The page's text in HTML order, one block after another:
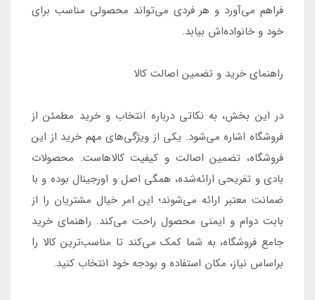
فراهم می‌آورد و هر فردی می‌تواند محصولی مناسب برای
خود و خانواده‌اش بیابد.
راهنمای خرید و تضمین اصالت کالا
در این بخش، به نکاتی درباره انتخاب و خرید مطمئن از
فروشگاه اشاره می‌شود. یکی از ویژگی‌های مهم خرید از این
فروشگاه، تضمین اصالت و کیفیت کالاهاست. محصولات
بادی و تفریحی ارائه‌شده، همگی اصل و اورجینال بوده و با
ضمانت معتبر ارائه می‌شوند؛ این امر خیال مشتریان را از
بابت دوام و ایمنی محصول راحت می‌کند. راهنمای خرید
جامع فروشگاه، به شما کمک می‌کند تا مناسب‌ترین کالا را
براساس نیاز، مکان استفاده و بودجه خود انتخاب کنید.